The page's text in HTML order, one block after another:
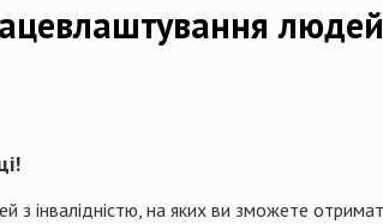
!
з інвалідністю, на яких ви зможете